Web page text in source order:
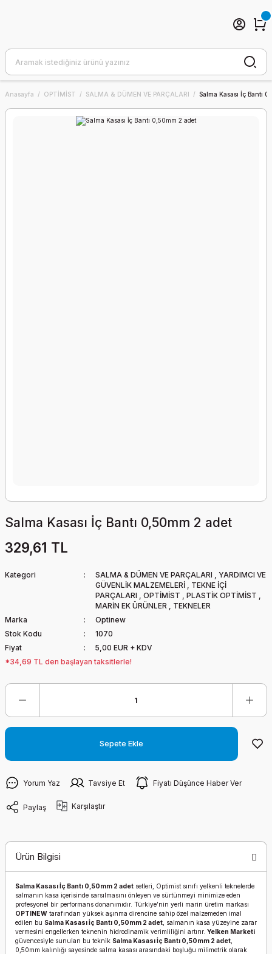
Anasayfa OPTİMİST SALMA & DÜMEN VE PARÇALARI Salma Kasası İç Bantı
Salma Kasası İç Bantı 0,50mm 2 adet
329,61 TL
Kategori SALMA & DÜMEN VE PARÇALARI , YARDIMCI VE
GÜVENLİK MALZEMELERİ , TEKNE İÇİ
PARÇALARI , OPTİMİST , PLASTİK OPTİMİST ,
MARİN EK ÜRÜNLER , TEKNELER
Marka
Optinew
Stok Kodu
1070
Fiyat
5,00 EUR + KDV
*34,69 TL den başlayan taksitlerle!
Sepete Ekle
Yorum Yaz Tavsiye Et Fiyatı Düşünce Haber Ver
Paylaş Karşılaştır
Ürün Bilgisi
Salma Kasası İç Bantı 0,50mm 2 adet setleri, Optimist sınıfı yelkenli teknelerde
salmanın kasa içerisinde sarsılmasını önleyen ve sürtünmeyi minimize eden
profesyonel bir performans donanımıdır. Türkiye’nin yerli marin üretim markası
OPTINEW tarafından yüksek aşınma direncine sahip özel malzemeden imal
edilen bu Salma Kasası İç Bantı 0,50mm 2 adet , salmanın kasa yüzeyine zarar
vermesini engellerken teknenin hidrodinamik verimliliğini artırır. Yelken Marketi
güvencesiyle sunulan bu teknik Salma Kasası İç Bantı 0,50mm 2 adet
0,50mm kalınlığı sayesinde salma kasası arasındaki boşluğu milimetrik olarak